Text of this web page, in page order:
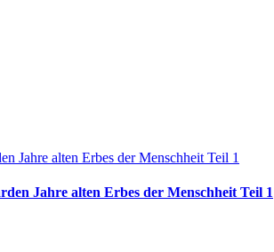
Jahre alten Erbes der Menschheit Teil 1